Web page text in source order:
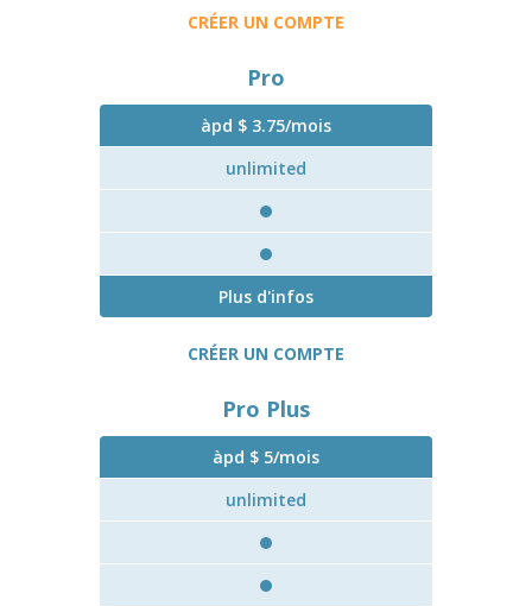
CRÉER UN COMPTE
Pro
àpd $ 3.75/mois
unlimited
Plus d'infos
CRÉER UN COMPTE
Pro Plus
àpd $ 5/mois
unlimited